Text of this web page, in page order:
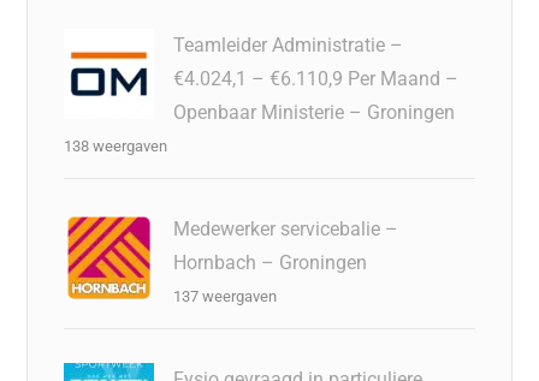
Teamleider Administratie –
€4.024,1 – €6.110,9 Per Maand –
Openbaar Ministerie – Groningen
138 weergaven
Medewerker servicebalie –
Hornbach – Groningen
137 weergaven